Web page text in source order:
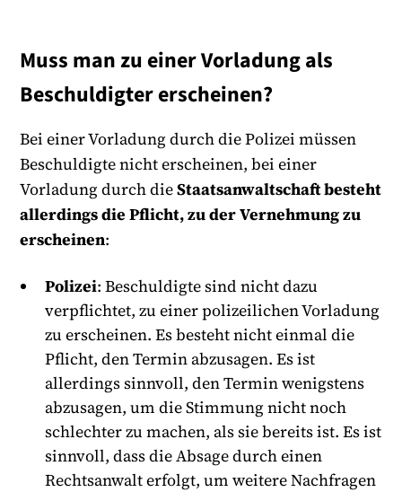
Muss man zu einer Vorladung als
Beschuldigter erscheinen?
Bei einer Vorladung durch die Polizei müssen
Beschuldigte nicht erscheinen, bei einer
Vorladung durch dieStaatsanwaltschaft besteht
allerdings die Pflicht, zu der Vernehmung zu
erscheinen:
Polizei: Beschuldigte sind nicht dazu
verpflichtet, zu einer polizeilichen Vorladung
zu erscheinen. Es besteht nicht einmal die
Pflicht, den Termin abzusagen. Es ist
allerdings sinnvoll, den Termin wenigstens
abzusagen, um die Stimmung nicht noch
schlechter zu machen, als sie bereits ist. Es ist
sinnvoll, dass die Absage durch einen
Rechtsanwalt erfolgt, um weitere Nachfragen